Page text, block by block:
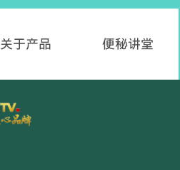
关于产品 便秘讲堂